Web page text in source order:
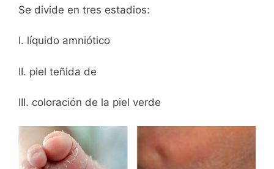
Se divide en tres estadios:
I. líquido amniótico
II. piel teñida de
III. coloración de la piel verde